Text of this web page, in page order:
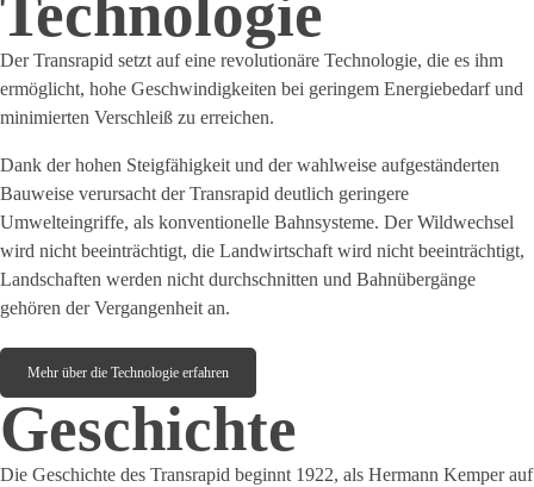
Technologie
Der Transrapid setzt auf eine revolutionäre Technologie, die es ihm
ermöglicht, hohe Geschwindigkeiten bei geringem Energiebedarf und
minimierten Verschleiß zu erreichen.
Dank der hohen Steigfähigkeit und der wahlweise aufgeständerten
Bauweise verursacht der Transrapid deutlich geringere
Umwelteingriffe, als konventionelle Bahnsysteme. Der Wildwechsel
wird nicht beeinträchtigt, die Landwirtschaft wird nicht beeinträchtigt,
Landschaften werden nicht durchschnitten und Bahnübergänge
gehören der Vergangenheit an.
Mehr über die Technologie erfahren
Geschichte
Die Geschichte des Transrapid beginnt 1922, als Hermann Kemper auf